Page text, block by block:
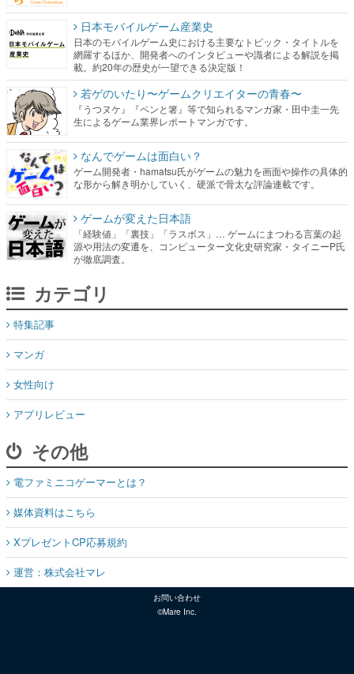
日本モバイルゲーム産業史
日本のモバイルゲーム史における主要なトピック・タイトルを
網羅するほか、開発者へのインタビューや識者による解説を掲
載。約20年の歴史が一望できる決定版！
若ゲのいたり〜ゲームクリエイターの青春〜
『うつヌケ』『ペンと箸』等で知られるマンガ家・田中圭一先
生によるゲーム業界レポートマンガです。
なんでゲームは面白い？
ゲーム開発者・hamatsu氏がゲームの魅力を画面や操作の具体的
な形から解き明かしていく、硬派で骨太な評論連載です。
ゲームが変えた日本語
「経験値」「裏技」「ラスボス」… ゲームにまつわる言葉の起
源や用法の変遷を、コンピューター文化史研究家・タイニーP氏
が徹底調査。
カテゴリ
特集記事
マンガ
女性向け
アプリレビュー
その他
電ファミニコゲーマーとは？
媒体資料はこちら
XプレゼントCP応募規約
運営：株式会社マレ
お問い合わせ
©Mare Inc.